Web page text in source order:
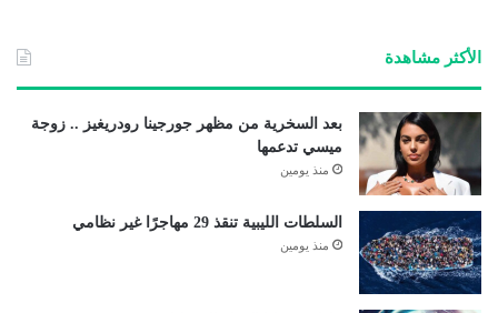
الأكثر مشاهدة
بعد السخرية من مظهر جورجينا رودريغيز .. زوجة
ميسي تدعمها
منذ يومين
السلطات الليبية تنقذ 29 مهاجرًا غير نظامي
منذ يومين